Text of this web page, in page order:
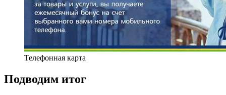
Телефонная карта
Подводим итог